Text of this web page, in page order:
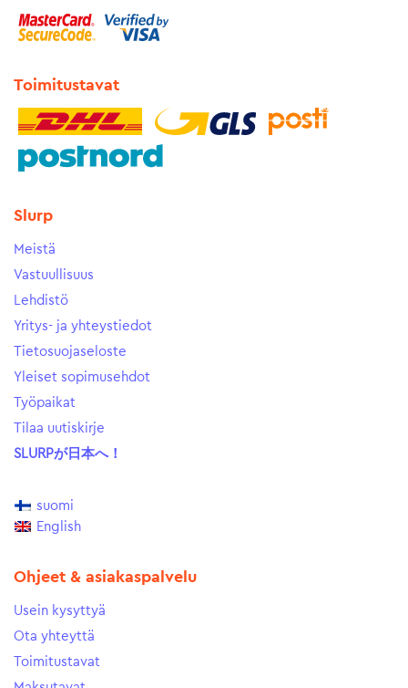
Toimitustavat
Slurp
Meistä
Vastuullisuus
Lehdistö
Yritys- ja yhteystiedot
Tietosuojaseloste
Yleiset sopimusehdot
Työpaikat
Tilaa uutiskirje
SLURPが日本へ！
suomi
English
Ohjeet & asiakaspalvelu
Usein kysyttyä
Ota yhteyttä
Toimitustavat